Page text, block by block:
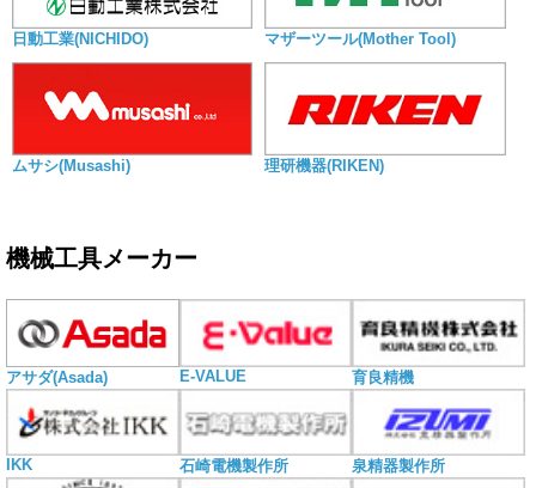
日動工業(NICHIDO) マザーツール(Mother Tool)
ムサシ(Musashi) 理研機器(RIKEN)
機械工具メーカー
アサダ(Asada) E-VALUE 育良精機
IKK 石崎電機製作所 泉精器製作所